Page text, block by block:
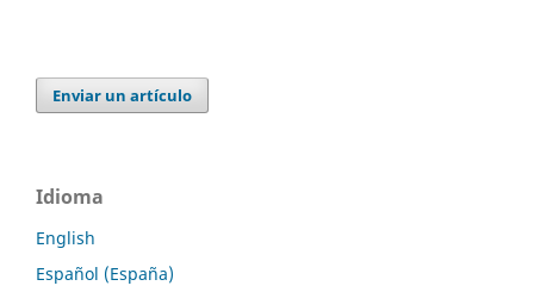
Enviar un artículo
Idioma
English
Español (España)